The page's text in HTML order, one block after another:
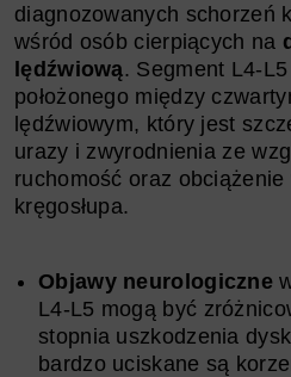
diagnozowanych schorzeń
wśród osób cierpiących na
lędźwiową. Segment L4-
położonego między
lędźwiowym, który jest
urazy i zwyrodnienia ze
ruchomość oraz obciążenie
kręgosłupa.
Objawy neurologiczne
L4-L5 mogą być
stopnia uszkodzenia
bardzo uciskane są